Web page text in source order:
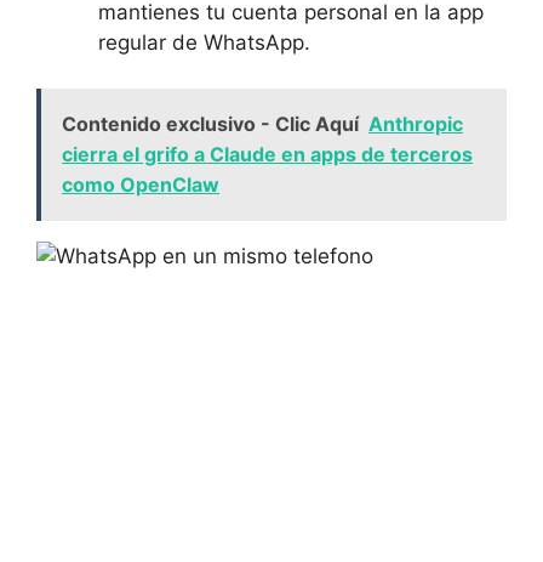
mantienes tu cuenta personal en la app⁢
regular de WhatsApp.
Contenido exclusivo - Clic Aquí Anthropic
cierra el grifo a Claude en apps de terceros
como OpenClaw